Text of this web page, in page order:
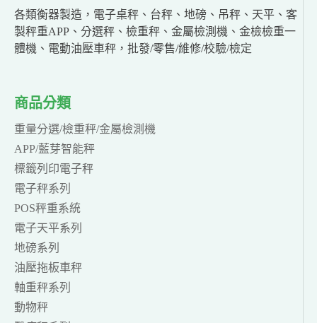
各類衡器製造，電子桌秤、台秤、地磅、吊秤、天平、客
製秤重APP、分選秤、檢重秤、金屬檢測機、金檢檢重一
體機、電動油壓車秤，批發/零售/維修/校驗/檢定
商品分類
重量分選/檢重秤/金屬檢測機
APP/藍芽智能秤
標籤列印電子秤
電子秤系列
POS秤重系統
電子天平系列
地磅系列
油壓拖板車秤
軸重秤系列
動物秤